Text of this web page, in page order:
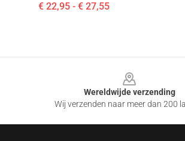
€ 22,95 - € 27,55
Wereldwijde verzending
Wij verzenden naar meer dan 200